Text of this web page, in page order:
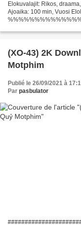
Elokuvalajit: Rikos,
Ajoaika: 100 min, Vuosi
(XO-43) 2K
Motphim
Publié le 26/09/2021 à
Par pasbulator